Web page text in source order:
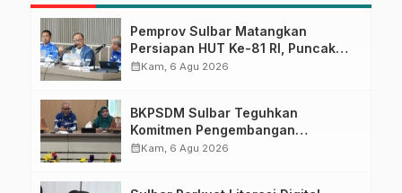
Pemprov Sulbar Matangkan
Persiapan HUT Ke-81 RI, Puncak
Upacara di Lapangan Ahmad
calendar_monthKam, 6 Agu 2026
BKPSDM Sulbar Teguhkan
Komitmen Pengembangan
Kompetensi ASN melalui
calendar_monthKam, 6 Agu 2026